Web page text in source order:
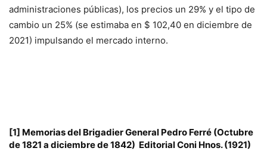
administraciones públicas), los precios un 29% y el tipo de
cambio un 25% (se estimaba en $ 102,40 en diciembre de
2021) impulsando el mercado interno.
[1] Memorias del Brigadier General Pedro Ferré (Octubre
de 1821 a diciembre de 1842) Editorial Coni Hnos. (1921)